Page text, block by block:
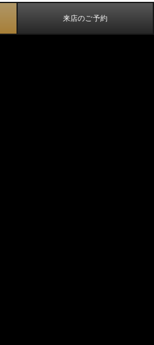
来店のご予約